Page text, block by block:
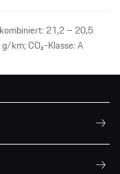
21,2 – 20,5
km; CO₂-Klasse: A